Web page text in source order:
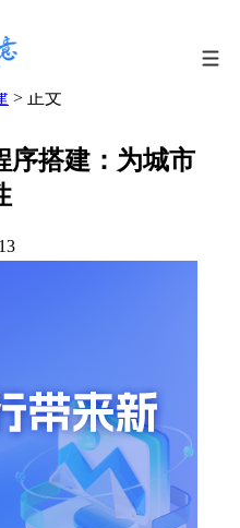
> 正文
序搭建：为城市